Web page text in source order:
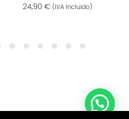
24,90 € (IVA Incluido)